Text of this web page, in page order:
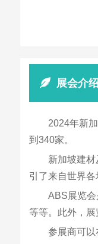
展会介
2024年新
到340家。
新加坡建
引了来自世界各
ABS展览
等等。此外，
参展商可以